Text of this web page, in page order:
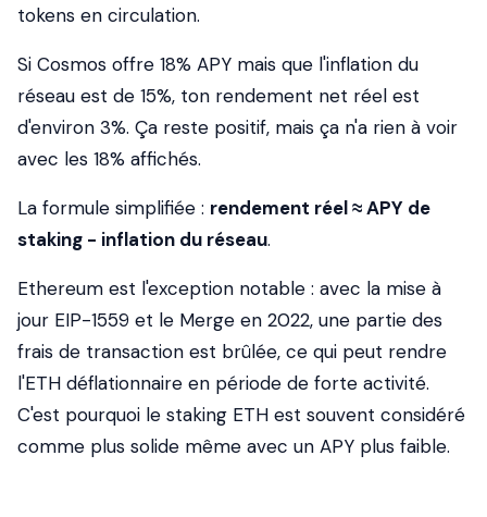
tokens en circulation.
Si Cosmos offre 18% APY mais que l'inflation du
réseau est de 15%, ton rendement net réel est
d'environ 3%. Ça reste positif, mais ça n'a rien à voir
avec les 18% affichés.
La formule simplifiée : rendement réel ≈ APY de
staking - inflation du réseau.
Ethereum est l'exception notable : avec la mise à
jour EIP-1559 et le Merge en 2022, une partie des
frais de transaction est brûlée, ce qui peut rendre
l'ETH déflationnaire en période de forte activité.
C'est pourquoi le staking ETH est souvent considéré
comme plus solide même avec un APY plus faible.